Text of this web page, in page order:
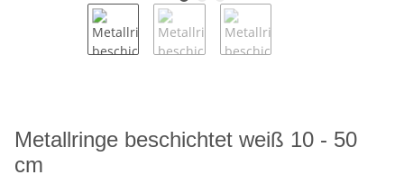
Metallringe beschichtet weiß 10 - 50
cm